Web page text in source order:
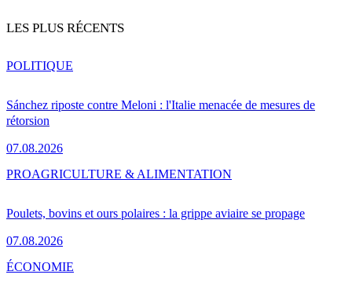
LES PLUS RÉCENTS
Sánchez riposte contre Meloni : l'Italie menacée de mesures de
rétorsion
07.08.2026
POLITIQUE
Poulets, bovins et ours polaires : la grippe aviaire se propage
07.08.2026
PROAGRICULTURE & ALIMENTATION
ÉCONOMIE